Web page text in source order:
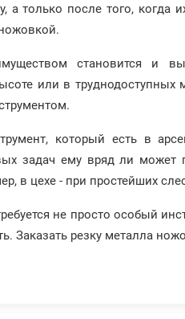
а только после того, когда
становится и
или в труднодоступных
который есть в
задач ему вряд ли может
в цехе - при простейших
не просто особый
Заказать резку металла